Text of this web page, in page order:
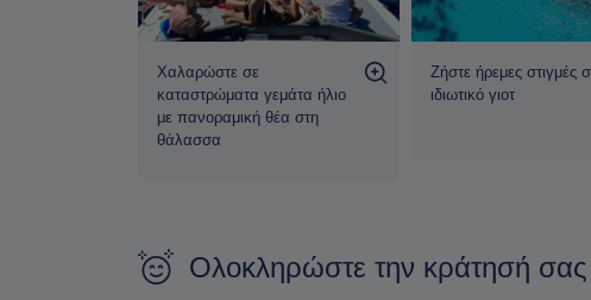
Χαλαρώστε σε
καταστρώματα γεμάτα ήλιο
με πανοραμική θέα στη
θάλασσα
Ζήστε ήρεμες στιγμές
ιδιωτικό γιοτ
Ολοκληρώστε την κράτησή σας